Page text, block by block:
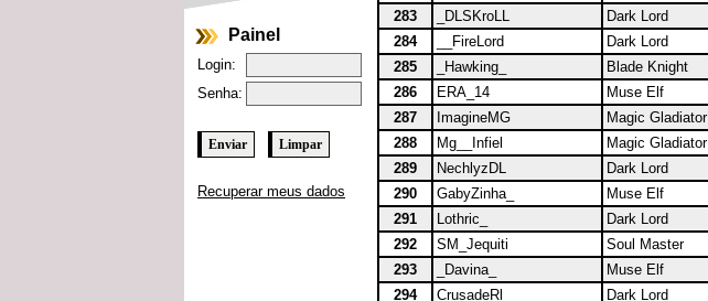
283
_DLSKroLL Dark Lord
284
__FireLord Dark Lord
285
_Hawking_ Blade Knight
286
ERA_14 Muse Elf
287
ImagineMG Magic Gladiator
288
Mg__Infiel Magic Gladiator
289
NechlyzDL Dark Lord
290
GabyZinha_ Muse Elf
291
Lothric_ Dark Lord
292
SM_Jequiti Soul Master
293
_Davina_ Muse Elf
294
CrusadeRl Dark Lord
Painel
Login:
Senha:
Recuperar meus dados